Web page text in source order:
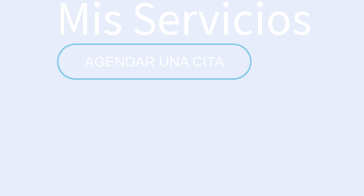
Mis Servicios
AGENDAR UNA CITA